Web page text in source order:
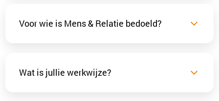
Voor wie is Mens & Relatie bedoeld?
Wat is jullie werkwijze?